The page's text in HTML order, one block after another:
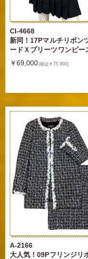
CI-4668
新同！17Pマルチリボン
ードＸプリーツワンピー
￥69,000(税込￥75,900)
A-2166
大人気！09Pフリンジリ